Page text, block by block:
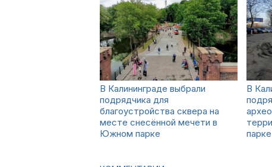
В Калининграде выбрали
подрядчика для
благоустройства сквера на
месте снесённой мечети в
Южном парке
В
парке